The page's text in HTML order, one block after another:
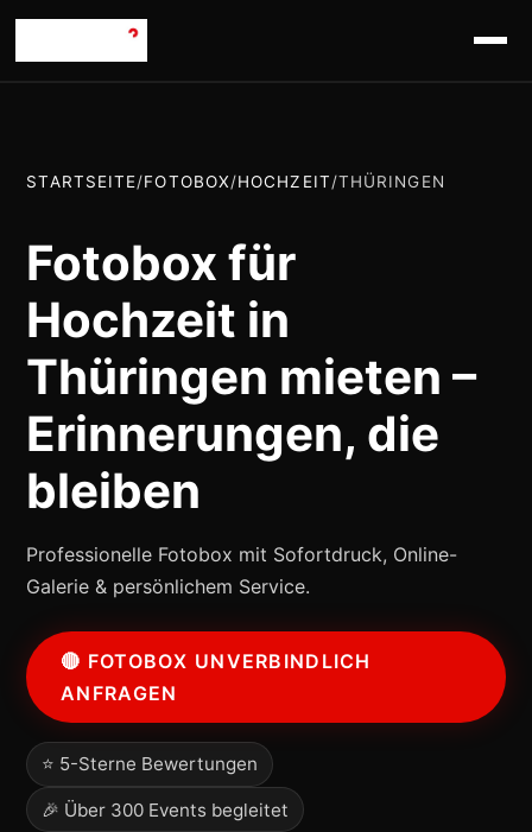
STARTSEITE/FOTOBOX/HOCHZEIT/THÜRINGEN
Fotobox für
Hochzeit in
Thüringen mieten –
Erinnerungen, die
bleiben
Professionelle Fotobox mit Sofortdruck, Online-
Galerie & persönlichem Service.
🔴 FOTOBOX UNVERBINDLICH
ANFRAGEN
⭐ 5-Sterne Bewertungen
🎉 Über 300 Events begleitet